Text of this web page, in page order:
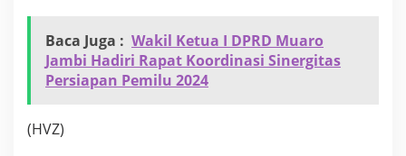
Baca Juga : Wakil Ketua I DPRD Muaro
Jambi Hadiri Rapat Koordinasi Sinergitas
Persiapan Pemilu 2024
(HVZ)